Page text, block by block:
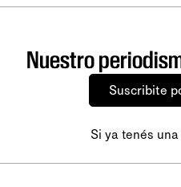
Nuestro
Suscribite
Si ya tenés